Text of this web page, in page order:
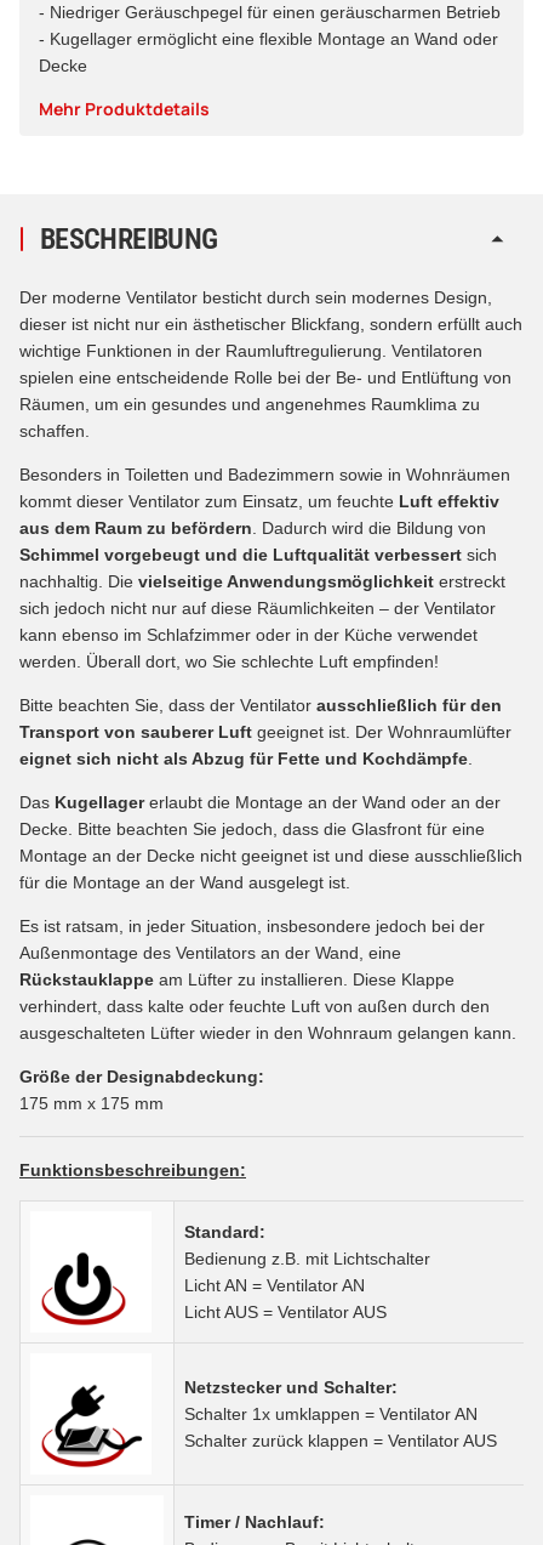
- Niedriger Geräuschpegel für einen geräuscharmen Betrieb
- Kugellager ermöglicht eine flexible Montage an Wand oder
Decke
Mehr Produktdetails
BESCHREIBUNG
Der moderne Ventilator besticht durch sein modernes Design,
dieser ist nicht nur ein ästhetischer Blickfang, sondern erfüllt auch
wichtige Funktionen in der Raumluftregulierung. Ventilatoren
spielen eine entscheidende Rolle bei der Be- und Entlüftung von
Räumen, um ein gesundes und angenehmes Raumklima zu
schaffen.
Besonders in Toiletten und Badezimmern sowie in Wohnräumen
kommt dieser Ventilator zum Einsatz, um feuchte Luft effektiv
aus dem Raum zu befördern . Dadurch wird die Bildung von
Schimmel vorgebeugt und die Luftqualität verbessert sich
nachhaltig. Die vielseitige Anwendungsmöglichkeit erstreckt
sich jedoch nicht nur auf diese Räumlichkeiten – der Ventilator
kann ebenso im Schlafzimmer oder in der Küche verwendet
werden. Überall dort, wo Sie schlechte Luft empfinden!
Bitte beachten Sie, dass der Ventilator ausschließlich für den
Transport von sauberer Luft geeignet ist. Der Wohnraumlüfter
eignet sich nicht als Abzug für Fette und Kochdämpfe
Das Kugellagererlaubt die Montage an der Wand oder an der
Decke. Bitte beachten Sie jedoch, dass die Glasfront für eine
Montage an der Decke nicht geeignet ist und diese ausschließlich
für die Montage an der Wand ausgelegt ist.
Es ist ratsam, in jeder Situation, insbesondere jedoch bei der
Außenmontage des Ventilators an der Wand, eine
Rückstauklappe am Lüfter zu installieren. Diese Klappe
verhindert, dass kalte oder feuchte Luft von außen durch den
ausgeschalteten Lüfter wieder in den Wohnraum gelangen kann.
Größe der Designabdeckung:
175 mm x 175 mm
Funktionsbeschreibungen:
Standard:
Bedienung z.B. mit Lichtschalter
Licht AN = Ventilator AN
Licht AUS = Ventilator AUS
Netzstecker und Schalter:
Schalter 1x umklappen = Ventilator AN
Schalter zurück klappen = Ventilator AUS
Timer / Nachlauf: